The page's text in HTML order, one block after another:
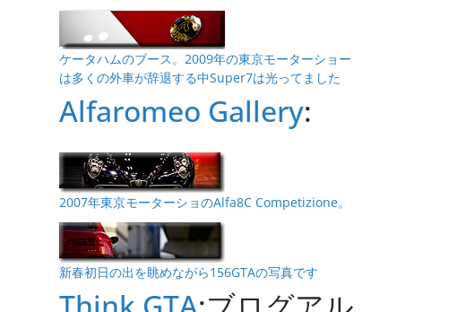
ケータハムのブース。2009年の東京モーターショー
は多くの外車が辞退する中Super7は光ってました
Alfaromeo Gallery:
2007年東京モーターショのAlfa8C Competizione。
新春初日の出を眺めながら156GTAの写真です